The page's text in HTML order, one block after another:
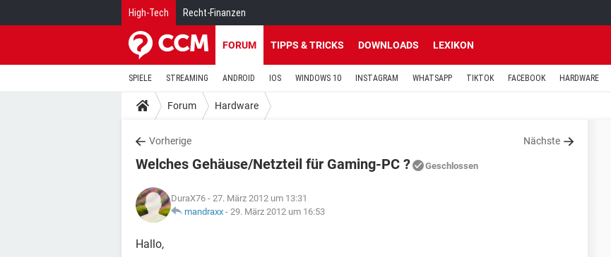
High-Tech Recht-Finanzen
FORUM TIPPS & TRICKS DOWNLOADS LEXIKON
SPIELE STREAMING ANDROID IOS WINDOWS 10 INSTAGRAM WHATSAPP TIKTOK FACEBOOK HARDWARE
Forum Hardware
Vorherige Nächste
Welches Gehäuse/Netzteil für Gaming-PC ? Geschlossen
DuraX76 - 27. März 2012 um 13:31
mandraxx - 29. März 2012 um 16:53
Hallo,